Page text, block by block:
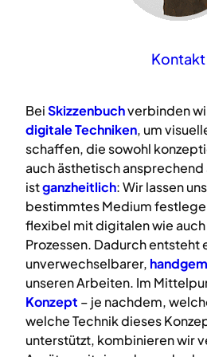
Kontakt
BeiSkizzenbuchverbinden
digitaleTechniken, um
schaffen, die sowohl
auch ästhetisch ansprechend
istganzheitlich: Wir lassen
bestimmtes Medium
flexibel mit digitalen wie
Prozessen. Dadurch entsteht
unverwechselbarer,
unseren Arbeiten. Im
Konzept – je nachdem,
welche Technik dieses
unterstützt, kombinieren wir